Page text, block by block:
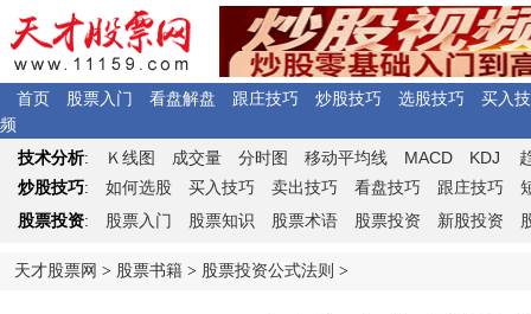
首页 股票入门 看盘解盘 跟庄技巧 炒股技巧 选股技巧
买入
频
技术分析: Ｋ 线图 成交量 分时图 移动平均线 MACD KDJ
炒股技巧: 如何选股 买入技巧 卖出技巧 看盘技巧 跟庄技巧
股票投资: 股票入门 股票知识 股票术语 股票投资 新股投资
天才股票网 > 股票书籍 > 股票投资公式法则 >